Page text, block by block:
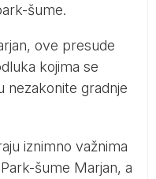
šume.
ove presude
kojima se
nezakonite gradnje
iznimno važnima
šume Marjan, a